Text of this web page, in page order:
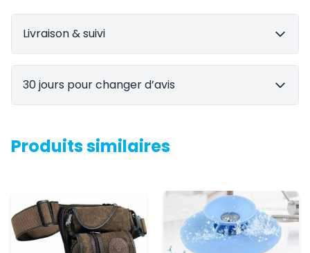
Livraison & suivi
30 jours pour changer d’avis
Produits similaires